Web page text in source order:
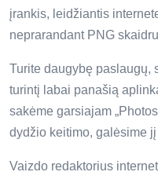
įrankis, leidžiantis
neprarandant PNG
Turite daugybę paslaugų,
turintį labai panašią
sakėme garsiajam
dydžio keitimo, galėsime
Vaizdo redaktorius